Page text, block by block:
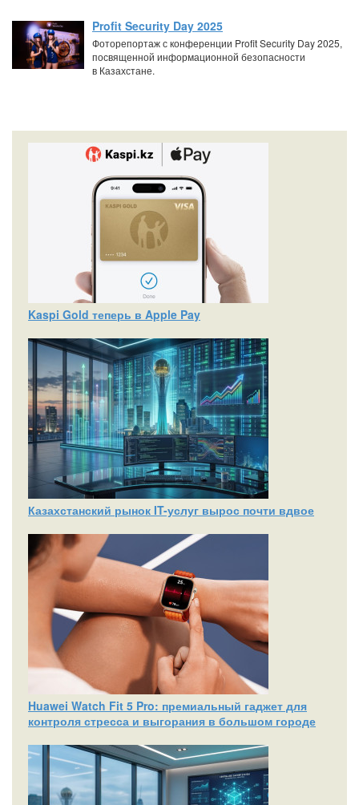
Profit Security Day 2025
Фоторепортаж с конференции Profit Security Day 2025,
посвященной информационной безопасности
в Казахстане.
Kaspi Gold теперь в Apple Pay
Казахстанский рынок IT-услуг вырос почти вдвое
Huawei Watch Fit 5 Pro: премиальный гаджет для
контроля стресса и выгорания в большом городе